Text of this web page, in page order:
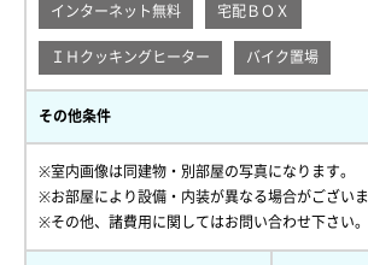
インターネット無料 宅配ＢＯＸ
ＩＨクッキングヒーター バイク置場
その他条件
※室内画像は同建物・別部屋の写真になります。
※お部屋により設備・内装が異なる場合がございま
※その他、諸費用に関してはお問い合わせ下さい。